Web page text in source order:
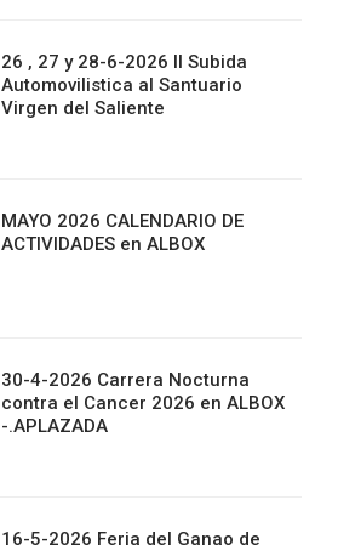
26 , 27 y 28-6-2026 II Subida
Automovilistica al Santuario
Virgen del Saliente
MAYO 2026 CALENDARIO DE
ACTIVIDADES en ALBOX
30-4-2026 Carrera Nocturna
contra el Cancer 2026 en ALBOX
-.APLAZADA
16-5-2026 Feria del Ganao de